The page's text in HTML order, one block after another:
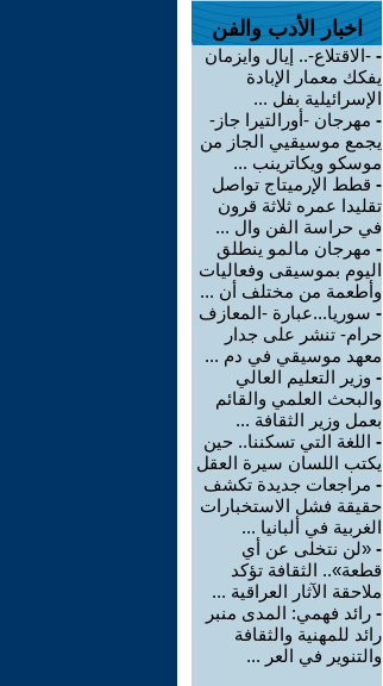
اخبار الأدب والفن
- -الاقتلاع-.. إيال وايزمان
يفكك معمار الإبادة
الإسرائيلية بفل ...
- مهرجان -أورالتيرا جاز-
يجمع موسيقيي الجاز من
موسكو ويكاترينب ...
- قطط الإرميتاج تواصل
تقليدا عمره ثلاثة قرون
في حراسة الفن وال ...
- مهرجان مالمو ينطلق
اليوم بموسيقى وفعاليات
وأطعمة من مختلف أن ...
- سوريا...عبارة -المعازف
حرام- تنشر على جدار
معهد موسيقي في دم ...
- وزير التعليم العالي
والبحث العلمي والقائم
بعمل وزير الثقافة ...
- اللغة التي تسكننا.. حين
يكتب اللسان سيرة العقل
- مراجعات جديدة تكشف
حقيقة فشل الاستخبارات
الغربية في ألبانيا ...
- «لن نتخلى عن أي
قطعة».. الثقافة تؤكد
ملاحقة الآثار العراقية ...
- رائد فهمي: المدى منبر
رائد للمهنية والثقافة
والتنوير في العر ...